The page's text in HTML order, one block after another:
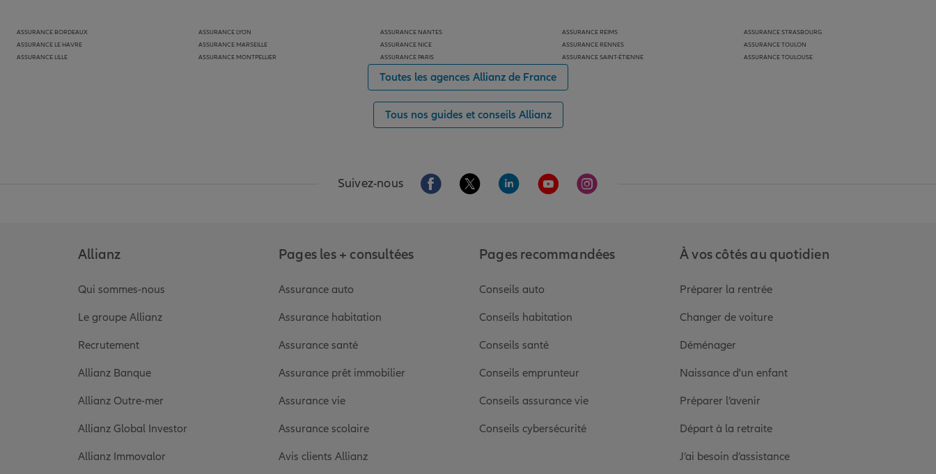
ASSURANCE BORDEAUX
ASSURANCE LE HAVRE
ASSURANCE LILLE
ASSURANCE LYON
ASSURANCE MARSEILLE
ASSURANCE MONTPELLIER
ASSURANCE NANTES
ASSURANCE NICE
ASSURANCE PARIS
ASSURANCE REIMS
ASSURANCE RENNES
ASSURANCE SAINT-ÉTIENNE
ASSURANCE STRASBOURG
ASSURANCE TOULON
ASSURANCE TOULOUSE
Toutes les agences Allianz de France
Tous nos guides et conseils Allianz
Suivez-nous Aller sur la page Facebook de Allianz
Aller sur la page Twitter de Allianz
Aller sur la page Linkedin de Allianz
Aller sur la page Youtube de Allianz
Aller sur la page Instagram de Allianz
Allianz
Qui sommes-nous
Le groupe Allianz
Recrutement
Allianz Banque
Allianz Outre-mer
Allianz Global Investor
Allianz Immovalor
Pages les + consultées
Assurance auto
Assurance habitation
Assurance santé
Assurance prêt immobilier
Assurance vie
Assurance scolaire
Avis clients Allianz
Pages recommandées
Conseils auto
Conseils habitation
Conseils santé
Conseils emprunteur
Conseils assurance vie
Conseils cybersécurité
À vos côtés au quotidien
Préparer la rentrée
Changer de voiture
Déménager
Naissance d'un enfant
Préparer l’avenir
Départ à la retraite
J’ai besoin d’assistance